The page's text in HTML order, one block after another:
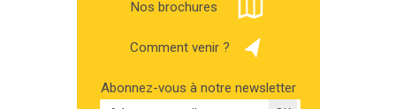
Nos brochures
Comment venir ?
Abonnez-vous à notre newsletter